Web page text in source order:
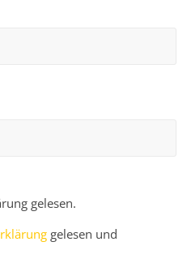
gelesen.
gelesen und